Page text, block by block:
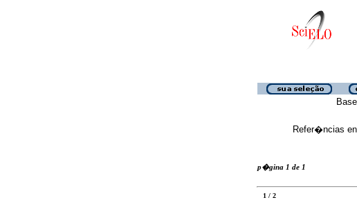
Refer�ncias
p�gina 1 de 1
1 / 2